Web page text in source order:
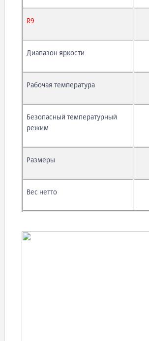
R9
Диапазон яркости
Рабочая температура
Безопасный температурный
режим
Размеры
Вес нетто